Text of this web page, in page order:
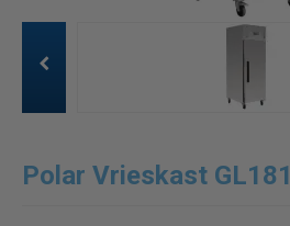
Polar Vrieskast GL181